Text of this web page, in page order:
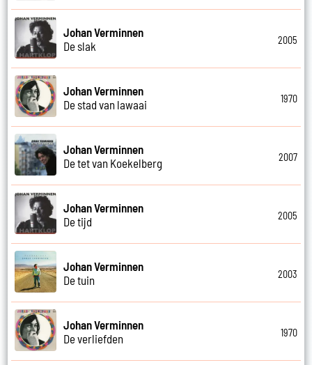
Johan Verminnen
De slak
2005
Johan Verminnen
De stad van lawaai
1970
Johan Verminnen
De tet van Koekelberg
2007
Johan Verminnen
De tijd
2005
Johan Verminnen
De tuin
2003
Johan Verminnen
De verliefden
1970